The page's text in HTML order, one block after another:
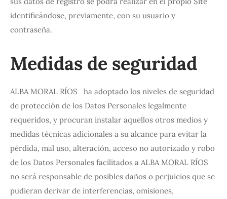
identificándose, previamente, con su usuario y
contraseña.
Medidas de seguridad
ALBA MORAL RÍOS ha adoptado los niveles de seguridad
de protección de los Datos Personales legalmente
requeridos, y procuran instalar aquellos otros medios y
medidas técnicas adicionales a su alcance para evitar la
pérdida, mal uso, alteración, acceso no autorizado y robo
de los Datos Personales facilitados a ALBA MORAL RÍOS
no será responsable de posibles daños o perjuicios que se
pudieran derivar de interferencias, omisiones,